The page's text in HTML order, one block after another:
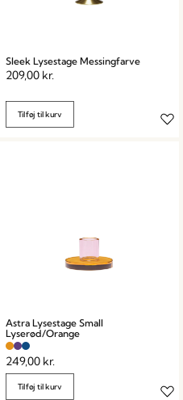
Sleek Lysestage Messingfarve
209,00 kr.
Tilføj til kurv
Astra Lysestage Small
Lyserød/Orange
249,00 kr.
Tilføj til kurv